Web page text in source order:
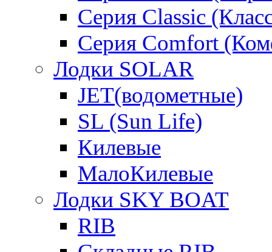
Серия Classic
Серия Comfort
Лодки SOLAR
JET(водометные)
SL (Sun Life)
Килевые
МалоКилевые
Лодки SKY BOAT
RIB